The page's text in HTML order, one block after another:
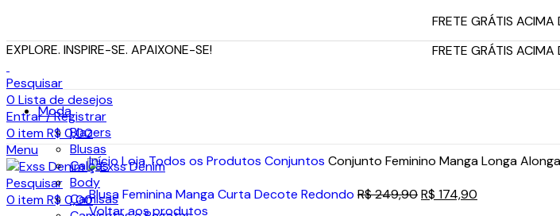
FRETE GRÁTIS
FRETE GRÁTIS
EXPLORE. INSPIRE-SE. APAIXONE-SE!
Pesquisar
0 Lista de desejos
Entrar / Registrar
0 itemR$0,00
Menu
Pesquisar
0 itemR$0,00
Moda
Blazers
Blusas
Calças
Body
Camisas
InícioLojaTodos os Produtos Conjuntos Conjunto Feminino Manga Longa
Blusa Feminina Manga Curta Decote Redondo R$249,90R$ 174,90
Voltar aos produtos